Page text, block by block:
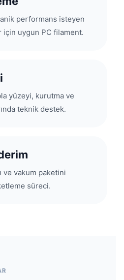
performans isteyen
için uygun PC filament.
yüzeyi, kurutma ve
teknik destek.
ve vakum paketini
süreci.